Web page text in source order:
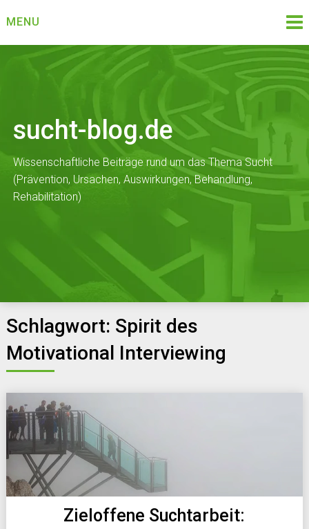
toMENU
sucht-blog.de
Wissenschaftliche Beiträge rund um das Thema Sucht
(Prävention, Ursachen, Auswirkungen, Behandlung,
Rehabilitation)
Schlagwort: Spirit des
Motivational Interviewing
Zieloffene Suchtarbeit: